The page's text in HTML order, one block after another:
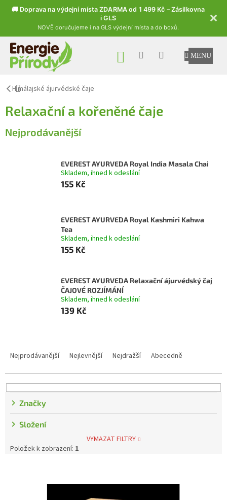
🚚 Doprava na výdejní místa ZDARMA od 1 499 Kč – Zásilkovna
i GLS
NOVĚ doručujeme i na GLS výdejní místa a do boxů.
Přejít na obsah
NÁKUPNÍ KOŠÍK
Himálajské ájurvédské čaje
Relaxační a kořeněné čaje
Nejprodávanější
EVEREST AYURVEDA Royal India Masala Chai
Skladem, ihned k odeslání
155 Kč
EVEREST AYURVEDA Royal Kashmiri Kahwa
Tea
Skladem, ihned k odeslání
155 Kč
EVEREST AYURVEDA Relaxační ájurvédský čaj
ČAJOVÉ ROZJÍMÁNÍ
Skladem, ihned k odeslání
139 Kč
Nejprodávanější Nejlevnější Nejdražší Abecedně
Značky
Složení
VYMAZAT FILTRY
Položek k zobrazení: 1